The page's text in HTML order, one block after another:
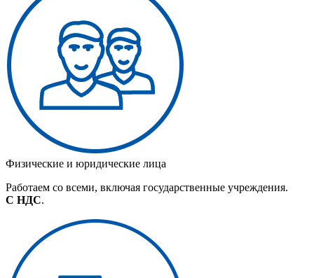
Физические и юридические лица
Работаем со всеми, включая государственные учреждения.
С НДС.